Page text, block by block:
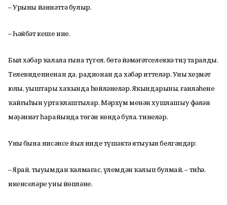
– Урыны йәннәттә булыр.
– Һәйбәт кеше ине.
Был хәбәр ҡалала ғына түгел, бөтә йәмәғәтселеккә тиҙ таралды.
Телевидениенан да, радионан да хәбәр иттеләр. Уның хеҙмәт
юлы, уңыштары хаҡында һөйләнеләр. Яҡындарының, ғаиләһенең
ҡайғыһын уртаҡлаштылар. Мәрхүм менән хушлашыу фәлән
мәҙәниәт һарайында төгән көндә була, тинеләр.
Уның бына нисәнсе йыл инде түшәктә ятыуын белгәндәр:
– Ярай, тыуымдан ҡалмағас, үлемдән ҡалып булмай, – тиһә,
икенселәре уны йөпләне.